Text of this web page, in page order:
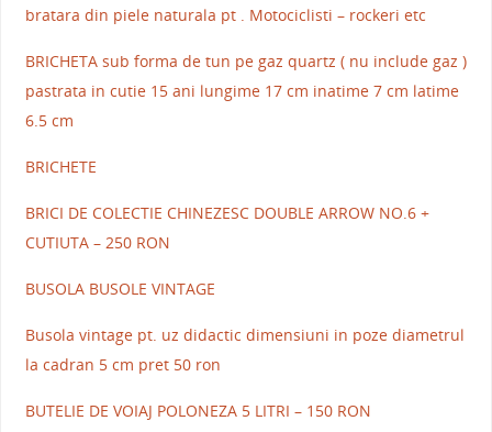
bratara din piele naturala pt . Motociclisti – rockeri etc
BRICHETA sub forma de tun pe gaz quartz ( nu include gaz )
pastrata in cutie 15 ani lungime 17 cm inatime 7 cm latime
6.5 cm
BRICHETE
BRICI DE COLECTIE CHINEZESC DOUBLE ARROW NO.6 +
CUTIUTA – 250 RON
BUSOLA BUSOLE VINTAGE
Busola vintage pt. uz didactic dimensiuni in poze diametrul
la cadran 5 cm pret 50 ron
BUTELIE DE VOIAJ POLONEZA 5 LITRI – 150 RON